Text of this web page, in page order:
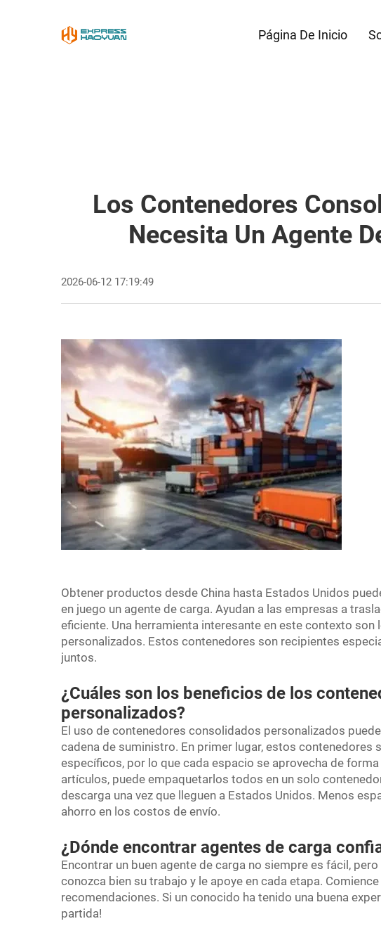
Página De Inicio
Los Contenedores
Necesita Un Agente
2026-06-12 17:19:49
Obtener productos desde China hasta Estados Unidos
en juego un agente de carga. Ayudan a las empresas a
eficiente. Una herramienta interesante en este contexto
personalizados. Estos contenedores son recipientes
juntos.
¿Cuáles son los beneficios de los
personalizados?
El uso de contenedores consolidados personalizados
cadena de suministro. En primer lugar, estos contenedores
específicos, por lo que cada espacio se aprovecha de
artículos, puede empaquetarlos todos en un solo
descarga una vez que lleguen a Estados Unidos. Menos
ahorro en los costos de envío.
¿Dónde encontrar agentes de carga
Encontrar un buen agente de carga no siempre es fácil,
conozca bien su trabajo y le apoye en cada etapa.
recomendaciones. Si un conocido ha tenido una buena
partida!